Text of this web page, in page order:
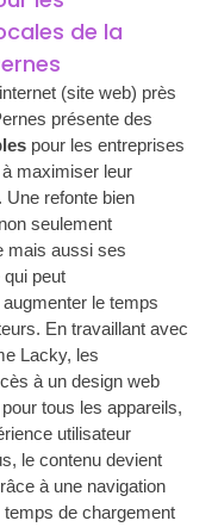
de la
(site web) près
présente des
pour les entreprises
maximiser leur
Une refonte bien
seulement
mais aussi ses
peut
le temps
En travaillant avec
Lacky, les
à un design web
tous les appareils,
utilisateur
le contenu devient
à une navigation
de chargement